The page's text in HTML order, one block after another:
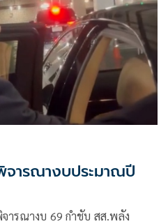
ารณางบประมาณปี
ารณางบ 69 กำชับ สส.พลัง